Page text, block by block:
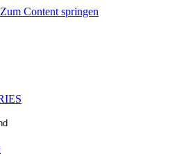
Zum Content springen